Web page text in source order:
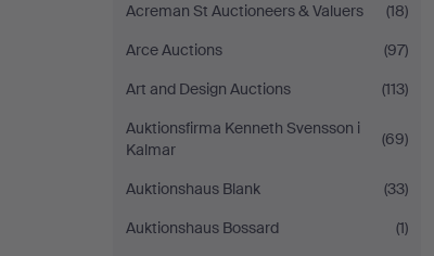
Acreman St Auctioneers & Valuers
(18)
Arce Auctions
(97)
Art and Design Auctions
(113)
Auktionsfirma Kenneth Svensson i
Kalmar
(69)
Auktionshaus Blank
(33)
Auktionshaus Bossard
(1)